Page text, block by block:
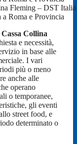
Fleming – DST Italia
Roma e Provincia
Collina
e necessità,
in base alle
I vari
più o meno
anche alle
operano
o temporanee,
gli eventi
street food, e
determinato o